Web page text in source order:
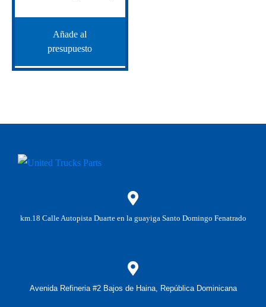
Añade al
presupuesto
km.18 Calle Autopista Duarte en la guayiga Santo Domingo Fenatrado
Avenida Refineria #2 Bajos de Haina, República Dominicana